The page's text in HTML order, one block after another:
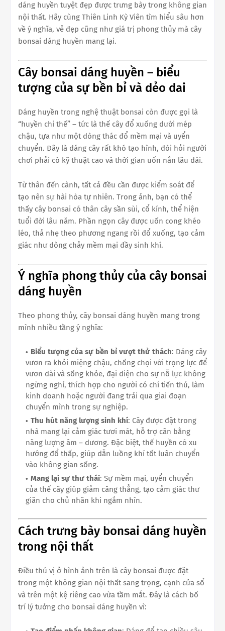
dáng huyền tuyệt đẹp được trưng bày trong không gian
nội thất. Hãy cùng Thiên Linh Kỳ Viên tìm hiểu sâu hơn
về ý nghĩa, vẻ đẹp cũng như giá trị phong thủy mà cây
bonsai dáng huyền mang lại.
Cây bonsai dáng huyền – biểu
tượng của sự bền bỉ và dẻo dai
Dáng huyền trong nghệ thuật bonsai còn được gọi là
“huyền chi thế” – tức là thế cây đổ xuống dưới mép
chậu, tựa như một dòng thác đổ mềm mại và uyển
chuyển. Đây là dáng cây rất khó tạo hình, đòi hỏi người
chơi phải có kỹ thuật cao và thời gian uốn nắn lâu dài.
Từ thân đến cành, tất cả đều cần được kiểm soát để
tạo nên sự hài hòa tự nhiên. Trong ảnh, bạn có thể
thấy cây bonsai có thân cây sần sùi, cổ kính, thể hiện
tuổi đời lâu năm. Phần ngọn cây được uốn cong khéo
léo, thả nhẹ theo phương ngang rồi đổ xuống, tạo cảm
giác như dòng chảy mềm mại đầy sinh khí.
Ý nghĩa phong thủy của cây bonsai
dáng huyền
Theo phong thủy, cây bonsai dáng huyền mang trong
mình nhiều tầng ý nghĩa:
Biểu tượng của sự bền bỉ vượt thử thách: Dáng cây
vươn ra khỏi miệng chậu, chống chọi với trọng lực để
vươn dài và sống khỏe, đại diện cho sự nỗ lực không
ngừng nghỉ, thích hợp cho người có chí tiến thủ, làm
kinh doanh hoặc người đang trải qua giai đoạn
chuyển mình trong sự nghiệp.
Thu hút năng lượng sinh khí: Cây được đặt trong
nhà mang lại cảm giác tươi mát, hỗ trợ cân bằng
năng lượng âm – dương. Đặc biệt, thế huyền có xu
hướng đổ thấp, giúp dẫn luồng khí tốt luân chuyển
vào không gian sống.
Mang lại sự thư thái: Sự mềm mại, uyển chuyển
của thế cây giúp giảm căng thẳng, tạo cảm giác thư
giãn cho chủ nhân khi ngắm nhìn.
Cách trưng bày bonsai dáng huyền
trong nội thất
Điều thú vị ở hình ảnh trên là cây bonsai được đặt
trong một không gian nội thất sang trọng, cạnh cửa sổ
và trên một kệ riêng cao vừa tầm mắt. Đây là cách bố
trí lý tưởng cho bonsai dáng huyền vì: